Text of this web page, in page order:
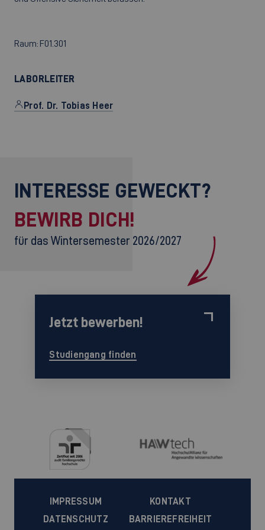
Raum: F01.301
LABORLEITER
Prof. Dr. Tobias Heer
INTERESSE GEWECKT?
BEWIRB DICH!
für das Wintersemester 2026/2027
Jetzt bewerben!
Studiengang finden
IMPRESSUM
KONTAKT
DATENSCHUTZ
BARRIEREFREIHEIT